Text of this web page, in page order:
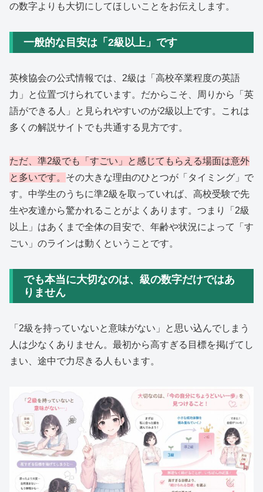
の数字よりも大切にしてほしいことをお伝えします。
一般的な目安は「2級以上」です
英検協会の公式情報では、2級は「高校卒業程度の英語
力」と位置づけられています。だからこそ、周りから「英
語ができる人」と見られやすいのが2級以上です。これは
多くの解説サイトでも共通する見方です。
ただ、準2級でも「すごい」と感じてもらえる場面は意外
と多いです。 その大きな理由のひとつが「タイミング」で
す。中学生のうちに準2級を取っていれば、高校受験で先
生や友達から驚かれることがよくあります。つまり「2級
以上」はあくまで全体の目安で、年齢や状況によって「す
ごい」のラインは動くということです。
でも本当に大切なのは、級の数字だけではあ
りません
「2級を持っていないと意味がない」と思い込んでしまう
人は少なくありません。最初から高すぎる目標を掲げてし
まい、途中で力尽きる人もいます。